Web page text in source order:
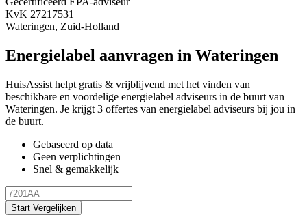
KvK 27217531
Wateringen, Zuid-Holland
Energielabel aanvragen in Wateringen
HuisAssist helpt gratis & vrijblijvend met het vinden van
beschikbare en voordelige energielabel adviseurs in de buurt van
Wateringen. Je krijgt 3 offertes van energielabel adviseurs bij jou in
de buurt.
Gebaseerd op data
Geen verplichtingen
Snel & gemakkelijk
Start Vergelijken